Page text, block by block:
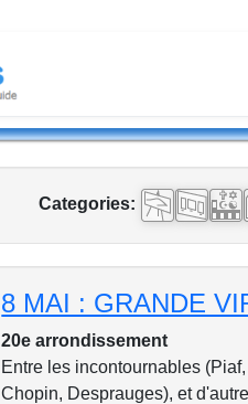
Categories:
8 MAI : GRANDE
20e arrondissement
Entre les incontournables
Chopin, Desprauges), et